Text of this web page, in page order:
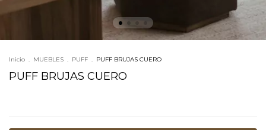
Inicio . MUEBLES . PUFF . PUFF BRUJAS CUERO
PUFF BRUJAS CUERO